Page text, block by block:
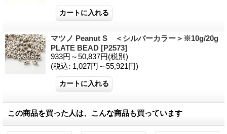
マツノ Peanut S ＜シルバーカラー＞※10g/20g
PLATE BEAD [P2573]
933円～50,837円(税別)
(税込: 1,027円～55,921円)
この商品を買った人は、こんな商品も買っています